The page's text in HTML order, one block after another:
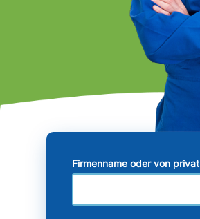
Firmenname oder von privat